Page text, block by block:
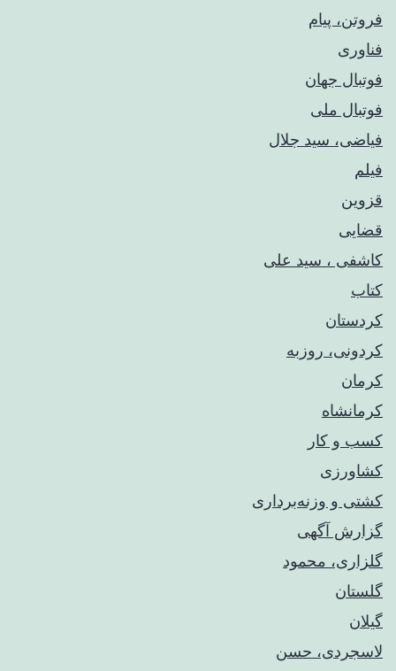
فروتن، پیام
فناوری
فوتبال جهان
فوتبال ملی
فیاضی، سید جلال
فیلم
قزوین
قضایی
کاشفی ، سید علی
کتاب
کردستان
کردونی، روزبه
کرمان
کرمانشاه
کسب و کار
کشاورزی
کشتی و وزنه‌برداری
گزارش آگهی
گلزاری، محمود
گلستان
گیلان
لاسجردی، حسن